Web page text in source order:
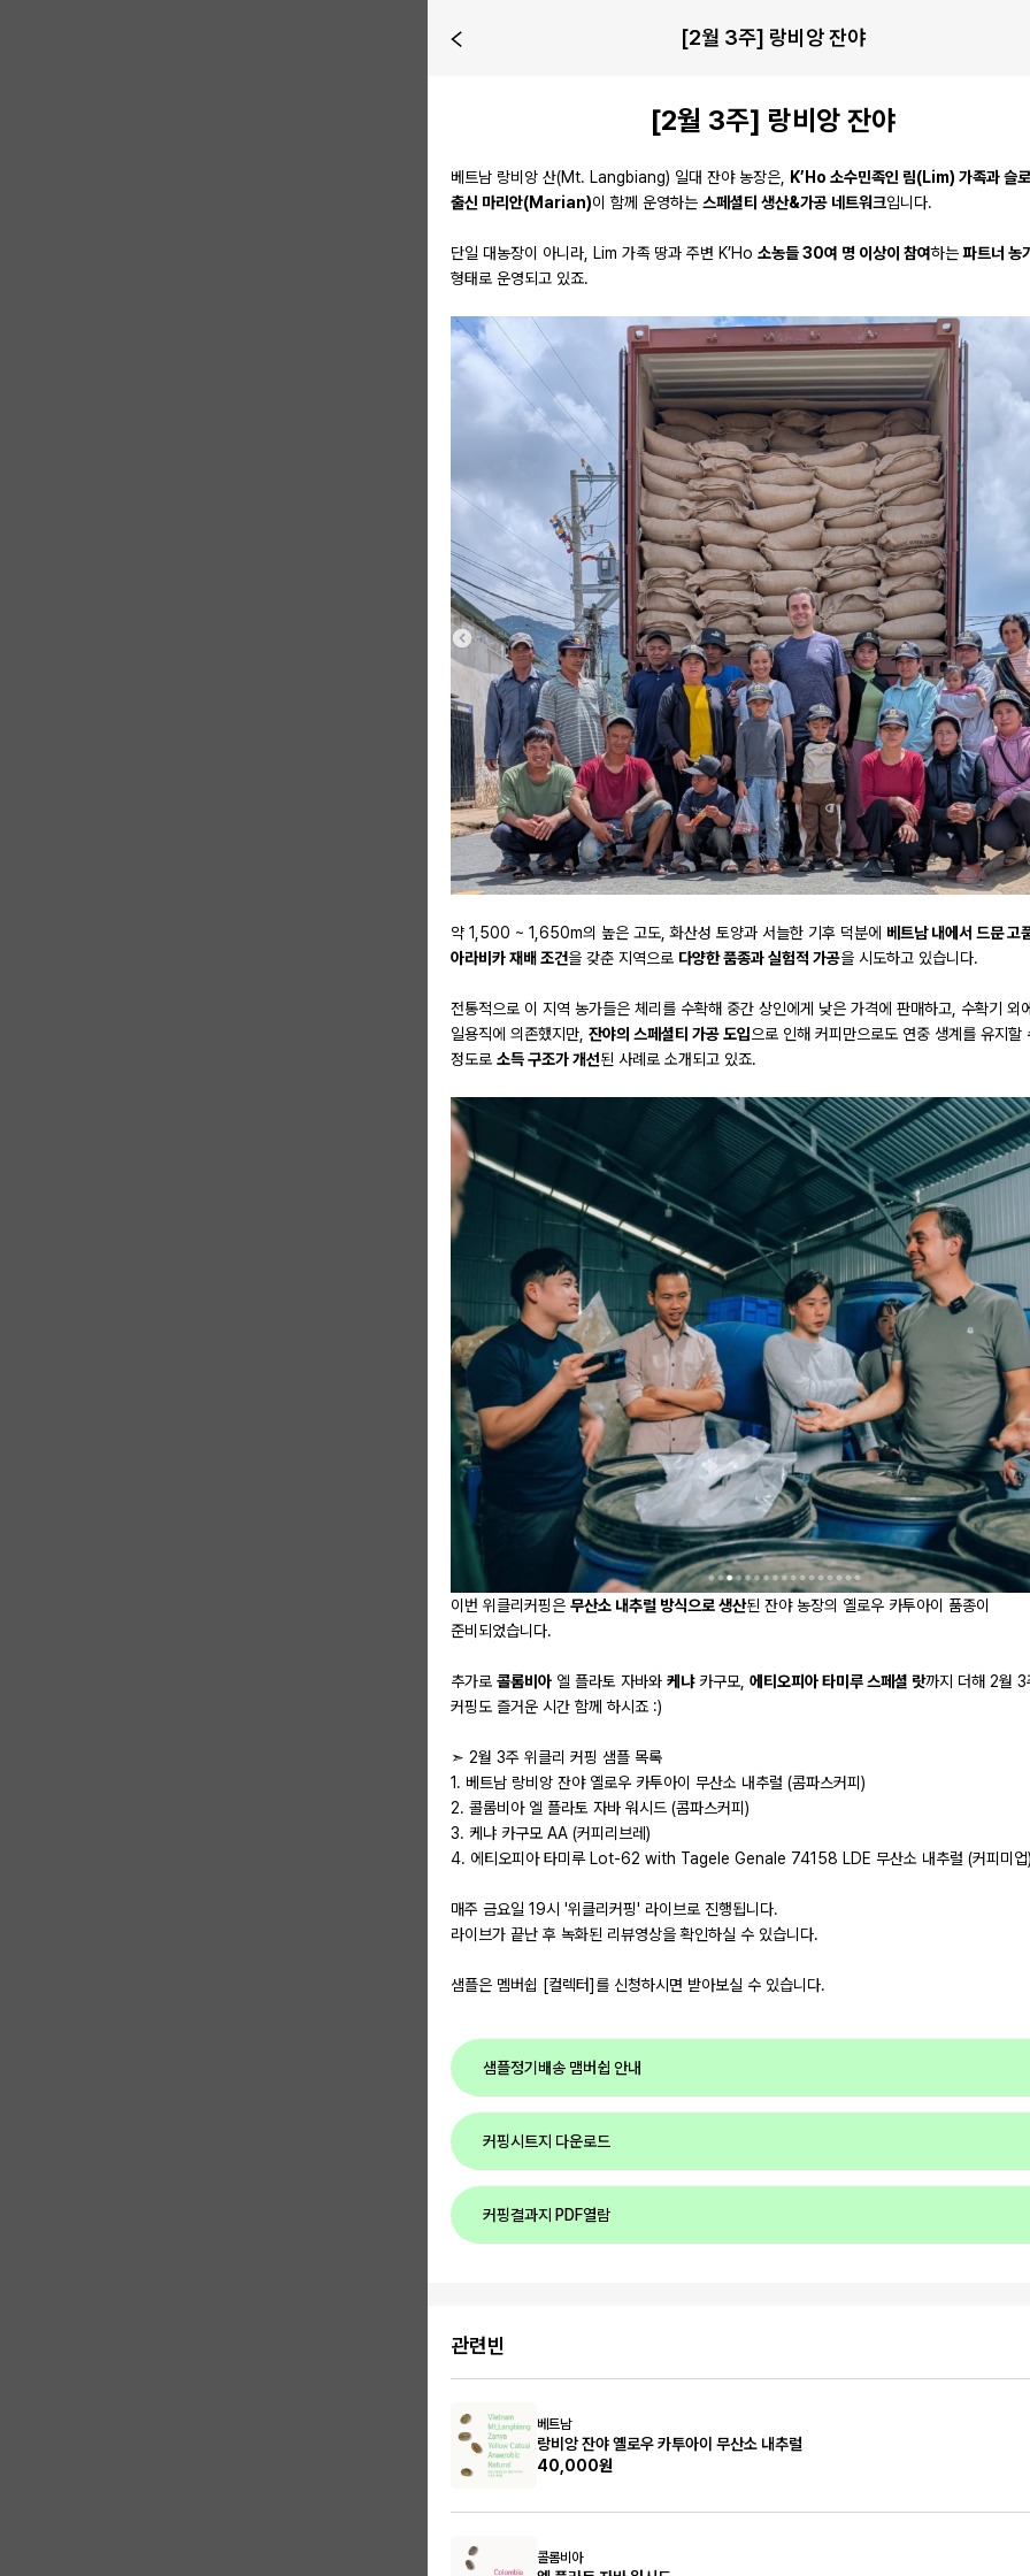
[2월 3주] 랑비앙 잔야
[2월 3주] 랑비앙 잔야
베트남 랑비앙 산(Mt. Langbiang) 일대 잔야 농장은,
K’Ho 소수민족인 림(Lim) 가족과 슬
출신 마리안(Marian)이 함께 운영하는 스페셜티 생산&가공 네트워크입니다.
단일 대농장이 아니라, Lim 가족 땅과 주변 K’Ho 소농들 30여 명 이상이 참여하는파트너 농
형태로 운영되고 있죠.
약 1,500 ~ 1,650m의 높은 고도, 화산성 토양과 서늘한 기후 덕분에 베트남 내에서 드문 고
아라비카 재배 조건을 갖춘 지역으로 다양한 품종과 실험적 가공을 시도하고 있습니다.
전통적으로 이 지역 농가들은 체리를 수확해 중간 상인에게 낮은 가격에 판매하고, 수확기 외
일용직에 의존했지만, 잔야의 스페셜티 가공 도입으로 인해 커피만으로도 연중 생계를 유지할
정도로 소득 구조가 개선된 사례로 소개되고 있죠.
이번 위클리커핑은 무산소 내추럴 방식으로 생산된 잔야 농장의 옐로우 카투아이 품종이
준비되었습니다.
추가로 콜롬비아 엘 플라토 자바와 케냐카구모, 에티오피아 타미루 스페셜 랏까지 더해 2월 3
커핑도 즐거운 시간 함께 하시죠 :)
➣ 2월 3주 위클리 커핑 샘플 목록
1. 베트남 랑비앙 잔야 옐로우 카투아이 무산소 내추럴 (콤파스커피)
2. 콜롬비아 엘 플라토 자바 워시드 (콤파스커피)
3. 케냐 카구모 AA (커피리브레)
4. 에티오피아 타미루 Lot-62 with Tagele Genale 74158 LDE 무산소 내추럴 (커피미업
매주 금요일 19시 '위클리커핑' 라이브로 진행됩니다.
라이브가 끝난 후 녹화된 리뷰영상을 확인하실 수 있습니다.
샘플은 멤버쉽 [컬렉터]를 신청하시면 받아보실 수 있습니다.
샘플정기배송 맴버쉽 안내
커핑시트지 다운로드
커핑결과지 PDF열람
관련빈
베트남
랑비앙 잔야 옐로우 카투아이 무산소 내추럴
40,000원
콜롬비아